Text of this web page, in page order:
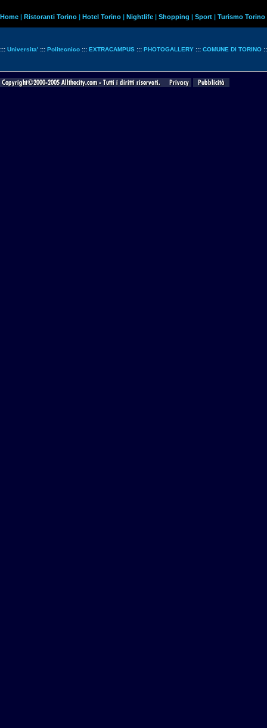
Home | Ristoranti Torino | Hotel Torino | Nightlife | Shopping | Sport | Turismo Torino
::: Universita' ::: Politecnico ::: EXTRACAMPUS ::: PHOTOGALLERY ::: COMUNE DI TORINO